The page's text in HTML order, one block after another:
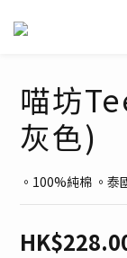
喵坊
灰色)
。100%純棉 。泰